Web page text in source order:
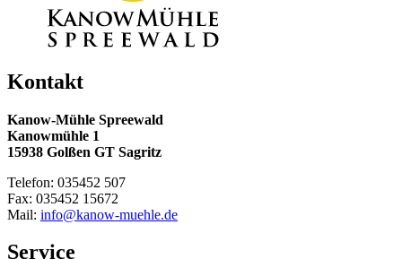
Kontakt
Kanow-Mühle Spreewald
Kanowmühle 1
15938 Golßen GT Sagritz
Telefon: 035452 507
Fax: 035452 15672
Mail: info@kanow-muehle.de
Service